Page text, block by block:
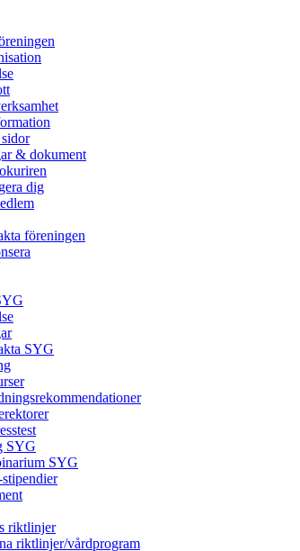
& dokument
dig
föreningen
SYG
SYG
SYG
riktlinjer
riktlinjer/vårdprogram